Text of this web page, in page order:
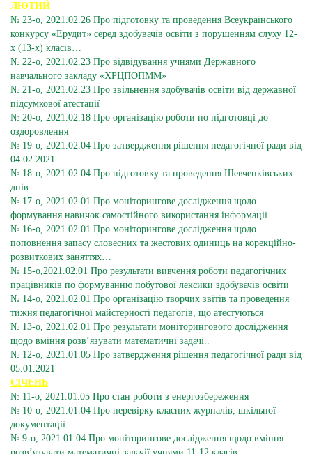
ЛЮТИЙ
№ 23-о, 2021.02.26 Про підготовку та проведення Всеукраїнського
конкурсу «Ерудит» серед здобувачів освіти з порушенням слуху 12-
х (13-х) класів…
№ 22-о, 2021.02.23 Про відвідування учнями Державного
навчального закладу «ХРЦПОПММ»
№ 21-о, 2021.02.23 Про звільнення здобувачів освіти від державної
підсумкової атестації
№ 20-о, 2021.02.18 Про організацію роботи по підготовці до
оздоровлення
№ 19-о, 2021.02.04 Про затвердження рішення педагогічної ради від
04.02.2021
№ 18-о, 2021.02.04 Про підготовку та проведення Шевченківських
днів
№ 17-о, 2021.02.01 Про моніторингове дослідження щодо
формування навичок самостійного використання інформації…
№ 16-о, 2021.02.01 Про моніторингове дослідження щодо
поповнення запасу словесних та жестових одиниць на корекційно-
розвиткових заняттях…
№ 15-о,2021.02.01 Про результати вивчення роботи педагогічних
працівників по формуванню побутової лексики здобувачів освіти
№ 14-о, 2021.02.01 Про організацію творчих звітів та проведення
тижня педагогічної майстерності педагогів, що атестуються
№ 13-о, 2021.02.01 Про результати моніторингового дослідження
щодо вміння розв’язувати математичні задачі..
№ 12-о, 2021.01.05 Про затвердження рішення педагогічної ради від
05.01.2021
СІЧЕНЬ
№ 11-о, 2021.01.05 Про стан роботи з енергозбереження
№ 10-о, 2021.01.04 Про перевірку класних журналів, шкільної
документації
№ 9-о, 2021.01.04 Про моніторингове дослідження щодо вміння